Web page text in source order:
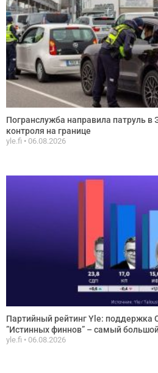
Погранслужба направила патруль в
контроля на границе
yle.fi 06.08.2026
Партийный рейтинг Yle: поддержка
”Истинных финнов” – самый
yle.fi 06.08.2026